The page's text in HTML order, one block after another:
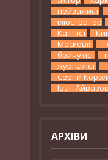
пейзажист
ілюстратор
Капніст
Московія
бойчукіст
журналіст
Сергій
Іван
АРХІВИ